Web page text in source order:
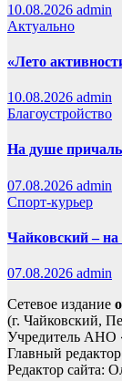
10.08.2026 admin
Актуально
«Лето
10.08.2026 admin
Благоустройство
На душе
07.08.2026 admin
Спорт-курьер
Чайковский – на
07.08.2026 admin
Сетевое издание
(г. Чайковский,
Учредитель АНО
Главный
Редактор сайта: